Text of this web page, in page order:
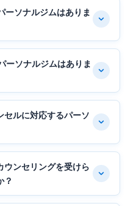
ーソナルジムはありま
ーソナルジムはありま
セルに対応するパーソ
ウンセリングを受けら
？